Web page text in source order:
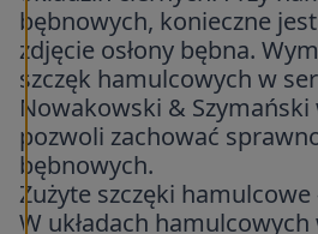
bębnowych, konieczne
zdjęcie osłony bębna.
szczęk hamulcowych w
Nowakowski &
pozwoli zachować
bębnowych.
Zużyte szczęki
W układach